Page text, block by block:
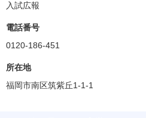
看護
放射線技術科学
検査科学
入試広報
電話番号
0120-186-451
所在地
福岡市南区筑紫丘1-1-1